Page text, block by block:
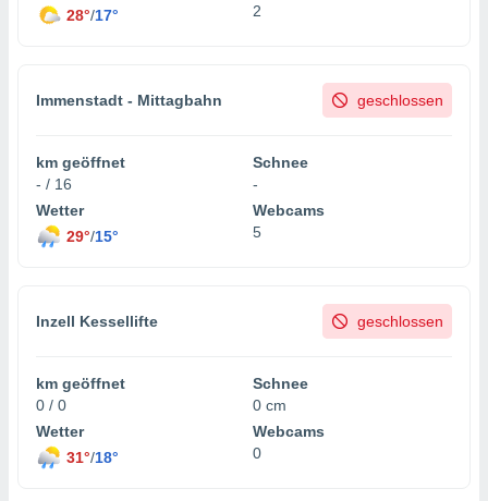
28°/17°
2
Immenstadt - Mittagbahn geschlossen
km geöffnet
- / 16
Schnee
-
Wetter
29°/15°
Webcams
5
Inzell Kessellifte geschlossen
km geöffnet
0 / 0
Schnee
0 cm
Wetter
31°/18°
Webcams
0